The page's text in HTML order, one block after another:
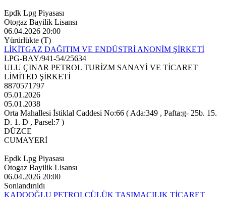
Epdk Lpg Piyasası
Otogaz Bayilik Lisansı
06.04.2026 20:00
Yürürlükte (T)
LİKİTGAZ DAĞITIM VE ENDÜSTRİ ANONİM ŞİRKETİ
LPG-BAY/941-54/25634
ULU ÇINAR PETROL TURİZM SANAYİ VE TİCARET
LİMİTED ŞİRKETİ
8870571797
05.01.2026
05.01.2038
Orta Mahallesi İstiklal Caddesi No:66 ( Ada:349 , Pafta:g- 25b. 15.
D. 1. D , Parsel:7 )
DÜZCE
CUMAYERİ
Epdk Lpg Piyasası
Otogaz Bayilik Lisansı
06.04.2026 20:00
Sonlandırıldı
KADOOĞLU PETROLCÜLÜK TAŞIMACILIK TİCARET